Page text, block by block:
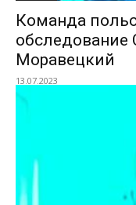
Команда
обследование
Моравецкий
13.07.2023